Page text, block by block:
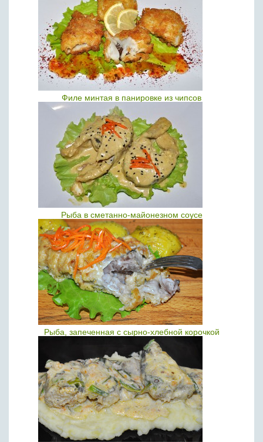
Филе минтая в панировке из чипсов
Рыба в сметанно-майонезном соусе
Рыба, запеченная с сырно-хлебной корочкой